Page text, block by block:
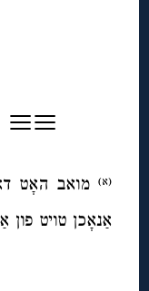
≡≡
(א) מואב האָט
אַנאָכן טויט פון